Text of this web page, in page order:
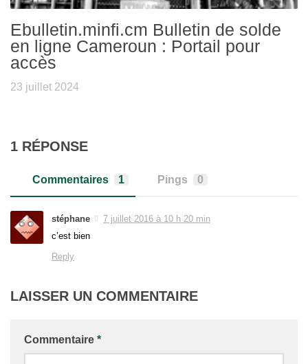
Ebulletin.minfi.cm Bulletin de solde
en ligne Cameroun : Portail pour
accès
23 juillet 2024
1 RÉPONSE
Commentaires 1 Pings 0
stéphane
7 juillet 2016 à 10 h 20 min
c’est bien
Reply
LAISSER UN COMMENTAIRE
Commentaire *